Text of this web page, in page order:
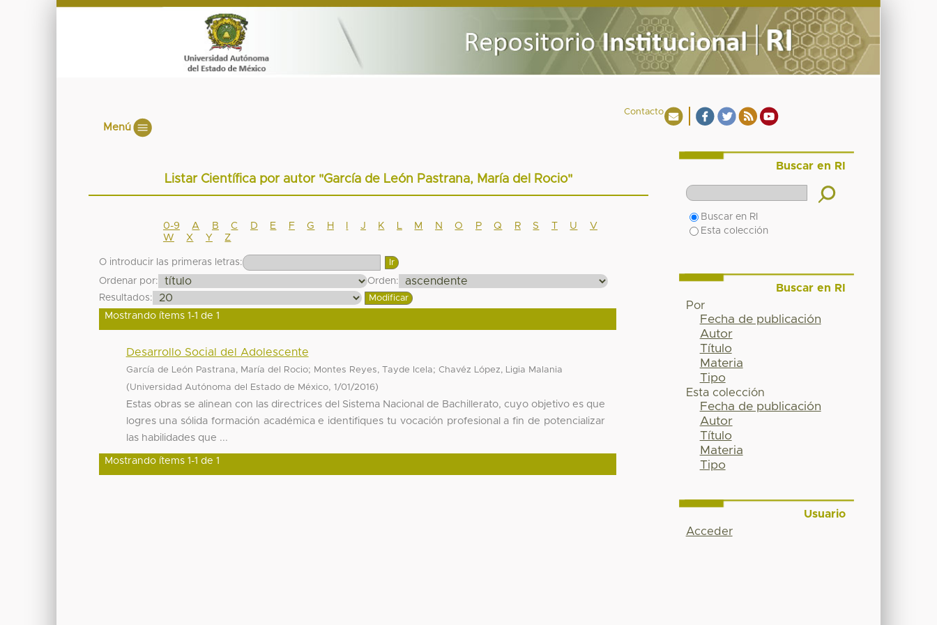
Contacto
Menú
Listar Científica por autor "García de León Pastrana, María del Rocio"
0-9 A B C D E F G H J K M N O P Q R S T U
V
W
X Y Z
O introducir las primeras letras:
Ordenar por:
Orden:
Resultados:
Mostrando ítems 1-1 de 1
Desarrollo Social del Adolescente
García de León Pastrana, María del Rocio; Montes Reyes, Tayde Icela; Chavéz López, Ligia Malania
(Universidad Autónoma del Estado de México, 1/01/2016)
Estas obras se alinean con las directrices del Sistema Nacional de Bachillerato, cuyo objetivo es que
logres una sólida formación académica e identifiques tu vocación profesional a fin de potencializar
las habilidades que ...
Mostrando ítems 1-1 de 1
Buscar en RI
Buscar en RI
Esta colección
Buscar en RI
Por
Fecha de publicación
Autor
Título
Materia
Tipo
Esta colección
Fecha de publicación
Autor
Título
Materia
Tipo
Usuario
Acceder